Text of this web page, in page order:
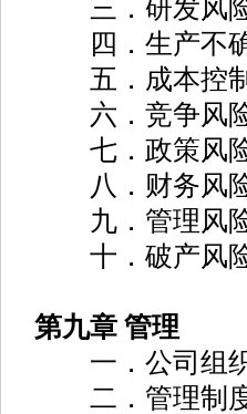
三．研发风
四．生产不
五．成本控
六．竞争风
七．政策风
八．财务风
九．管理风
十．破产风
第九章 管理
一．公司组
二．管理制度